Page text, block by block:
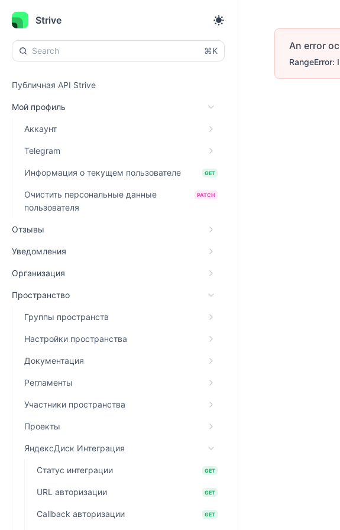
Strive
⌘K
Публичная API Strive
Мой профиль
Аккаунт
Telegram
Информация о текущем пользователе GET
Очистить персональные данные
пользователя
PATCH
Отзывы
Уведомления
Организация
Пространство
Группы пространств
Настройки пространства
Документация
Регламенты
Участники пространства
Проекты
ЯндексДиск Интеграция
Статус интеграции GET
URL авторизации GET
Callback авторизации GET
An error
RangeError: